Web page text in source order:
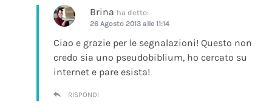
Brina ha detto:
26 Agosto 2013 alle 11:14
Ciao e grazie per le segnalazioni! Questo non
credo sia uno pseudobiblium, ho cercato su
internet e pare esista!
RISPONDI